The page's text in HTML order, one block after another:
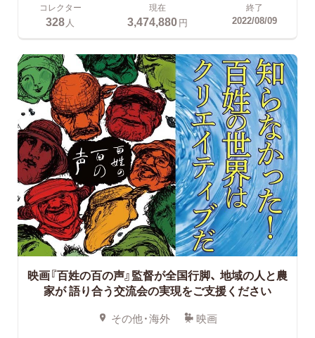
コレクター
328人
現在
3,474,880円
終了
2022/08/09
映画『百姓の百の声』監督が全国行脚、 地域の人と農
家が 語り合う交流会の実現をご支援ください
その他・海外 映画